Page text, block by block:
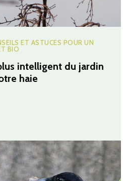
ET ASTUCES POUR UN
BIO
intelligent du jardin
haie